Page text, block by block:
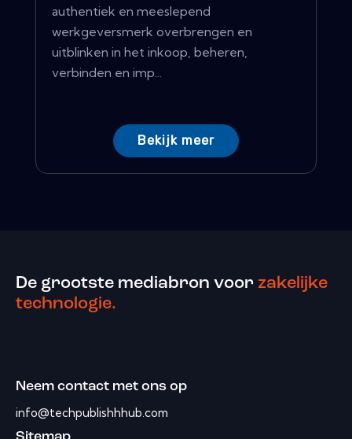
authentiek en meeslepend
werkgeversmerk overbrengen en
uitblinken in het inkoop, beheren,
verbinden en imp...
Bekijk meer
De grootste mediabron voor zakelijke
technologie.
Neem contact met ons op
info@techpublishhhub.com